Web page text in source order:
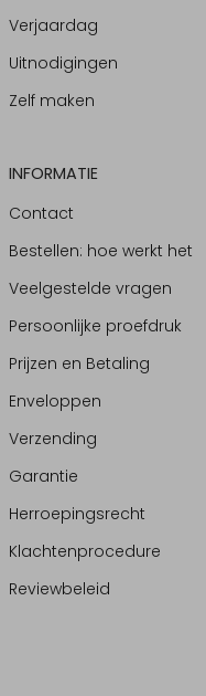
Verjaardag
Uitnodigingen
Zelf maken
INFORMATIE
Contact
Bestellen: hoe werkt het
Veelgestelde vragen
Persoonlijke proefdruk
Prijzen en Betaling
Enveloppen
Verzending
Garantie
Herroepingsrecht
Klachtenprocedure
Reviewbeleid